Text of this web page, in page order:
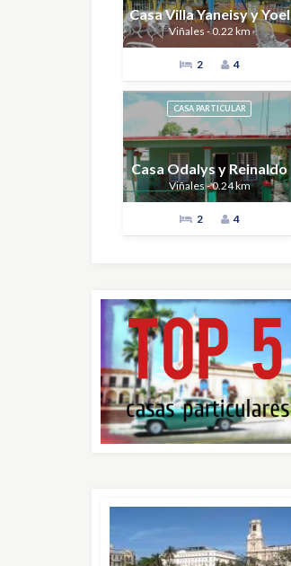
Casa Villa Yaneisy y Yoel
Viñales - 0.22 km
2 4
CASA PARTICULAR
Casa Odalys y Reinaldo
Viñales - 0.24 km
2 4